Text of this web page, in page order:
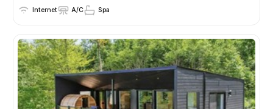
Internet
A/C Spa